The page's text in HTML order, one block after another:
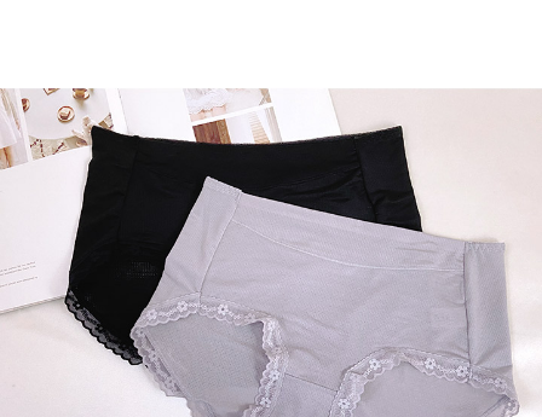
後付繳納相關費用。
※ 交易是否成功請以「AFTEE先享後付 」之結帳頁面顯示為準，若有關於
是否繳費成功／繳費後需取消欲退款等相關疑問，請聯繫「AFTEE先享後付
客戶支援中心」
https://netprotections.freshdesk.com/support/home
【注意事項】
１．透過由恩沛科技股份有限公司提供之「AFTEE先享後付」服務完成之交
易，需依本服務之必要範圍內提供個人資料，並將交易相關給付款項請求債
權轉讓予恩沛科技股份有限公司。
２．關於個人資料處理事宜，請瀏覽以下網址：
https://aftee.tw/terms/#terms3
３．未成年的使用者請事先徵得法定代理人或監護人之同意方可使用
「AFTEE先享後付」，若未經同意申辦者引起之損失，本公司不負相關責
４．使用「AFTEE先享後付」時，將依據個別帳號之用戶狀況，依本公司即
付款後7-11取貨
每筆NT$80，滿NT$899(含以上)免運費
黑貓宅急便
每筆NT$80，滿NT$899(含以上)免運費